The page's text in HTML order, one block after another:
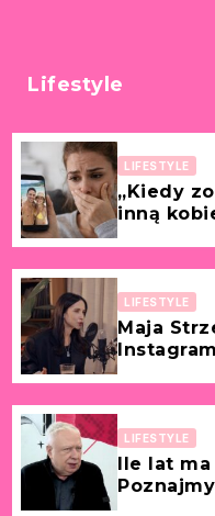
Lifestyle
LIFESTYLE
„Kiedy
inną
LIFESTYLE
Maja
LIFESTYLE
Ile lat ma